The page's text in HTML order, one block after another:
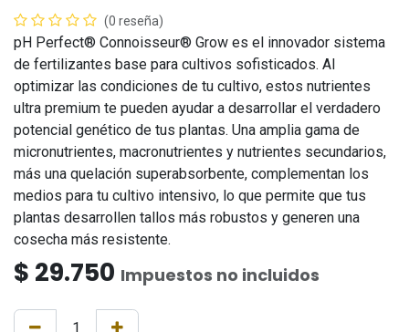
(0 reseña)
pH Perfect® Connoisseur® Grow es el innovador sistema
de fertilizantes base para cultivos sofisticados. Al
optimizar las condiciones de tu cultivo, estos nutrientes
ultra premium te pueden ayudar a desarrollar el verdadero
potencial genético de tus plantas. Una amplia gama de
micronutrientes, macronutrientes y nutrientes secundarios,
más una quelación superabsorbente, complementan los
medios para tu cultivo intensivo, lo que permite que tus
plantas desarrollen tallos más robustos y generen una
cosecha más resistente.
$ 29.750 Impuestos no incluidos